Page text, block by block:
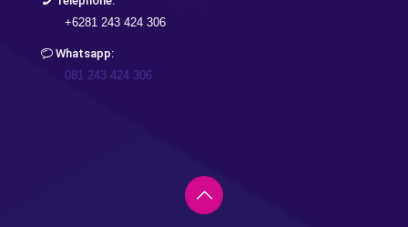
+6281 243 424 306
Whatsapp:
081 243 424 306